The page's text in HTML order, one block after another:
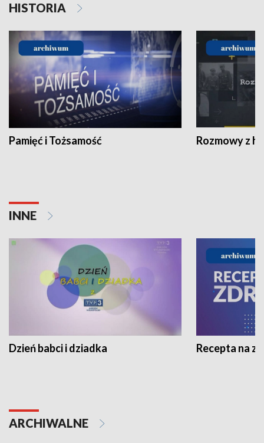
HISTORIA
Pamięć i Tożsamość Rozmowy z
INNE
Dzień babci i dziadka Recepta na
ARCHIWALNE